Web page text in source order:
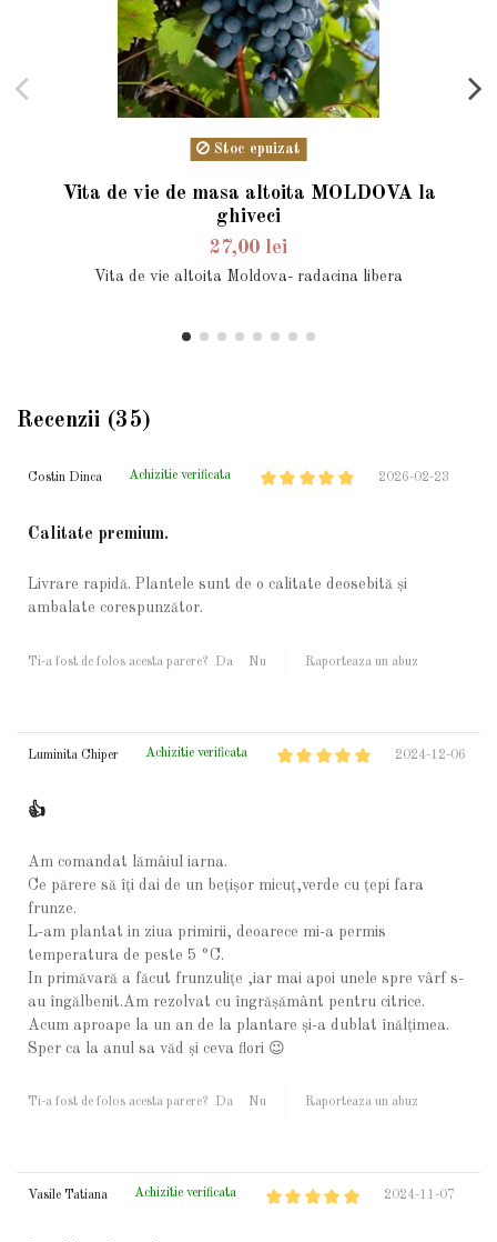
Stoc epuizat
Vita de vie de masa altoita MOLDOVA la
ghiveci
27,00 lei
Vita de vie altoita Moldova- radacina libera
Recenzii (35)
Costin Dinca Achizitie verificata 2026-02-23
Calitate premium.
Livrare rapidă. Plantele sunt de o calitate deosebită și
ambalate corespunzător.
Ti-a fost de folos acesta parere? Da Nu Raporteaza un abuz
Luminita Chiper Achizitie verificata 2024-12-06
👍
Am comandat lămâiul iarna.
Ce părere să îți dai de un bețișor micuț,verde cu țepi fara
frunze.
L-am plantat in ziua primirii, deoarece mi-a permis
temperatura de peste 5 °C.
In primăvară a făcut frunzulițe ,iar mai apoi unele spre vârf s-
au îngălbenit.Am rezolvat cu îngrășământ pentru citrice.
Acum aproape la un an de la plantare și-a dublat înălțimea.
Sper ca la anul sa văd și ceva flori 😉
Ti-a fost de folos acesta parere? Da Nu Raporteaza un abuz
Vasile Tatiana Achizitie verificata 2024-11-07